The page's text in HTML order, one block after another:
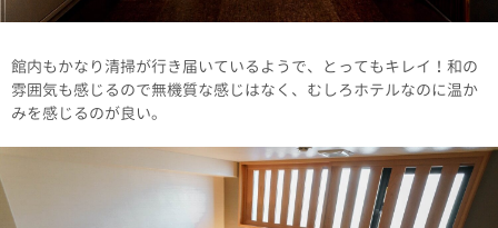
館内もかなり清掃が行き届いているようで、とってもキレイ！和の
雰囲気も感じるので無機質な感じはなく、むしろホテルなのに温か
みを感じるのが良い。